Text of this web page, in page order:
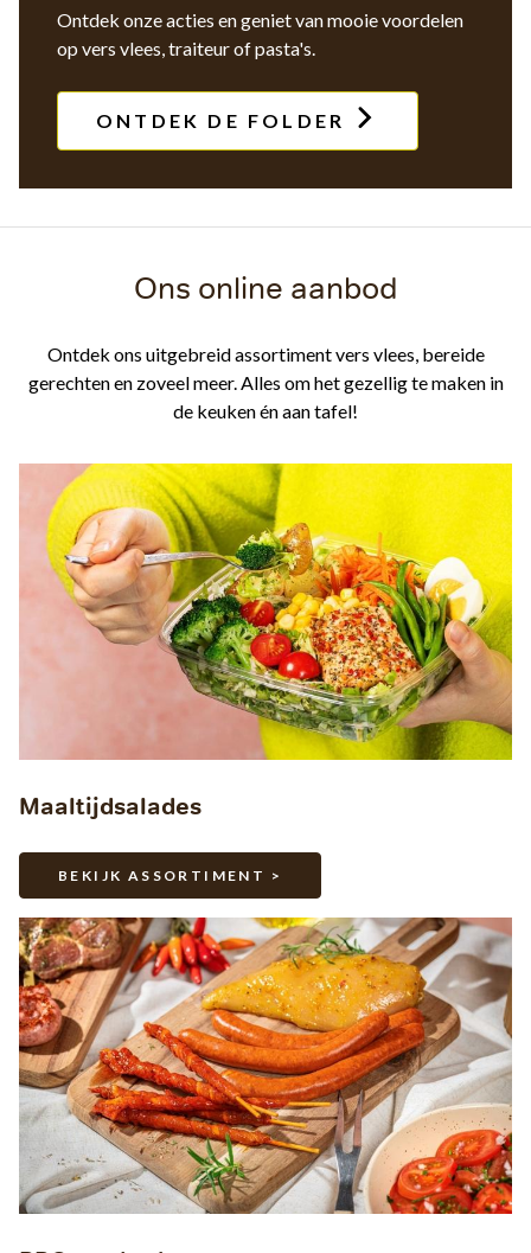
Ontdek onze acties en geniet van mooie voordelen
op vers vlees, traiteur of pasta's.
ONTDEK DE FOLDER
Ons online aanbod
Ontdek ons uitgebreid assortiment vers vlees, bereide
gerechten en zoveel meer. Alles om het gezellig te maken in
de keuken én aan tafel!
Maaltijdsalades
BEKIJK ASSORTIMENT >